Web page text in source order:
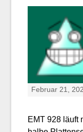
Februar 21,
EMT 928 läuft